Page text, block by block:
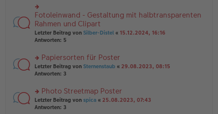
es
e
n
er
B
ei
a
g
u
n
g
el
es
e
er
B
ei
tr
g
rs
te
r
u
n
el
es
e
B
ei
tr
Fotoleinwand - Gestaltung mit halbtransparenten
Rahmen und Clipart
Letzter Beitrag von Silber-Distel « 15.12.2024, 16:16
Antworten: 5
rs
te
n
g
el
Papiersorten für Poster
Letzter Beitrag von Sternenstaub « 29.08.2023, 08:15
Antworten: 3
rs
te
Photo Streetmap Poster
Letzter Beitrag von spica « 25.08.2023, 07:43
Antworten: 3